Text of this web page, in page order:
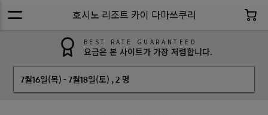
호시노 리조트 카이 다마쓰쿠리
BEST RATE GUARANTEED
요금은 본 사이트가 가장 저렴합니다.
7월16일(목) -7월18일(토) , 2 명